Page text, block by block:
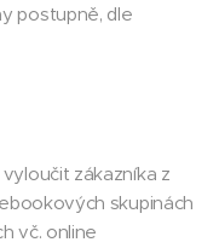
postupně, dle
zákazníka z
skupinách
vč. online